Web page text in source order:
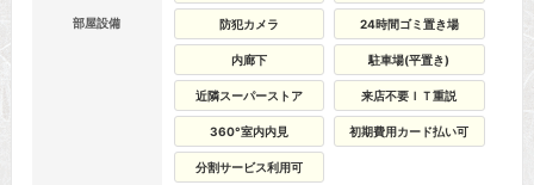
部屋設備 防犯カメラ 24時間ゴミ置き場
内廊下 駐車場(平置き)
近隣スーパーストア 来店不要ＩＴ重説
360°室内内見 初期費用カード払い可
分割サービス利用可